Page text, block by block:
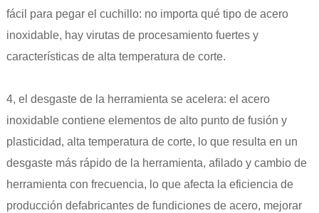
fácil para pegar el cuchillo: no importa qué tipo de acero
inoxidable, hay virutas de procesamiento fuertes y
características de alta temperatura de corte.
4, el desgaste de la herramienta se acelera: el acero
inoxidable contiene elementos de alto punto de fusión y
plasticidad, alta temperatura de corte, lo que resulta en un
desgaste más rápido de la herramienta, afilado y cambio de
herramienta con frecuencia, lo que afecta la eficiencia de
producción defabricantes de fundiciones de acero, mejorar